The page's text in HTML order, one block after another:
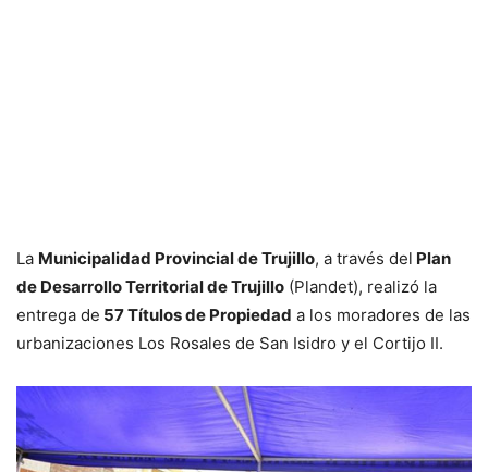
La Municipalidad Provincial de Trujillo, a través del Plan
de Desarrollo Territorial de Trujillo (Plandet), realizó la
entrega de 57 Títulos de Propiedad a los moradores de las
urbanizaciones Los Rosales de San Isidro y el Cortijo II.